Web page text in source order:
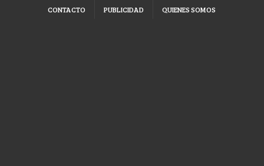
CONTACTO PUBLICIDAD QUIENES SOMOS